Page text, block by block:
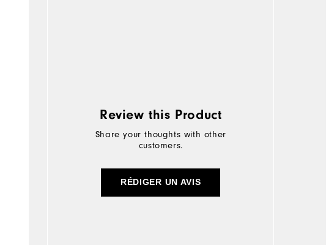
Review this Product
Share your thoughts with other
customers.
RÉDIGER UN AVIS